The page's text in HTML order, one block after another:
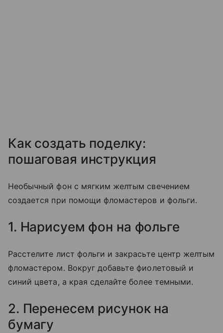
Как создать поделку:
пошаговая инструкция
Необычный фон с мягким желтым свечением
создается при помощи фломастеров и фольги.
1. Нарисуем фон на фольге
Расстелите лист фольги и закрасьте центр желтым
фломастером. Вокруг добавьте фиолетовый и
синий цвета, а края сделайте более темными.
2. Перенесем рисунок на
бумагу